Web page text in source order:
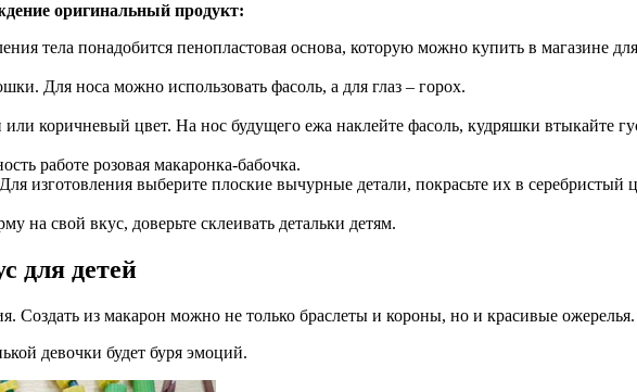
оригинальный продукт:
тела понадобится пенопластовая основа, которую можно купить в магазине
Для носа можно использовать фасоль, а для глаз – горох.
коричневый цвет. На нос будущего ежа наклейте фасоль, кудряшки втыкайте
работе розовая макаронка-бабочка.
Для изготовления выберите плоские вычурные детали, покрасьте их в серебристый
на свой вкус, доверьте склеивать детальки детям.
для детей
Создать из макарон можно не только браслеты и короны, но и красивые ожерелья.
девочки будет буря эмоций.